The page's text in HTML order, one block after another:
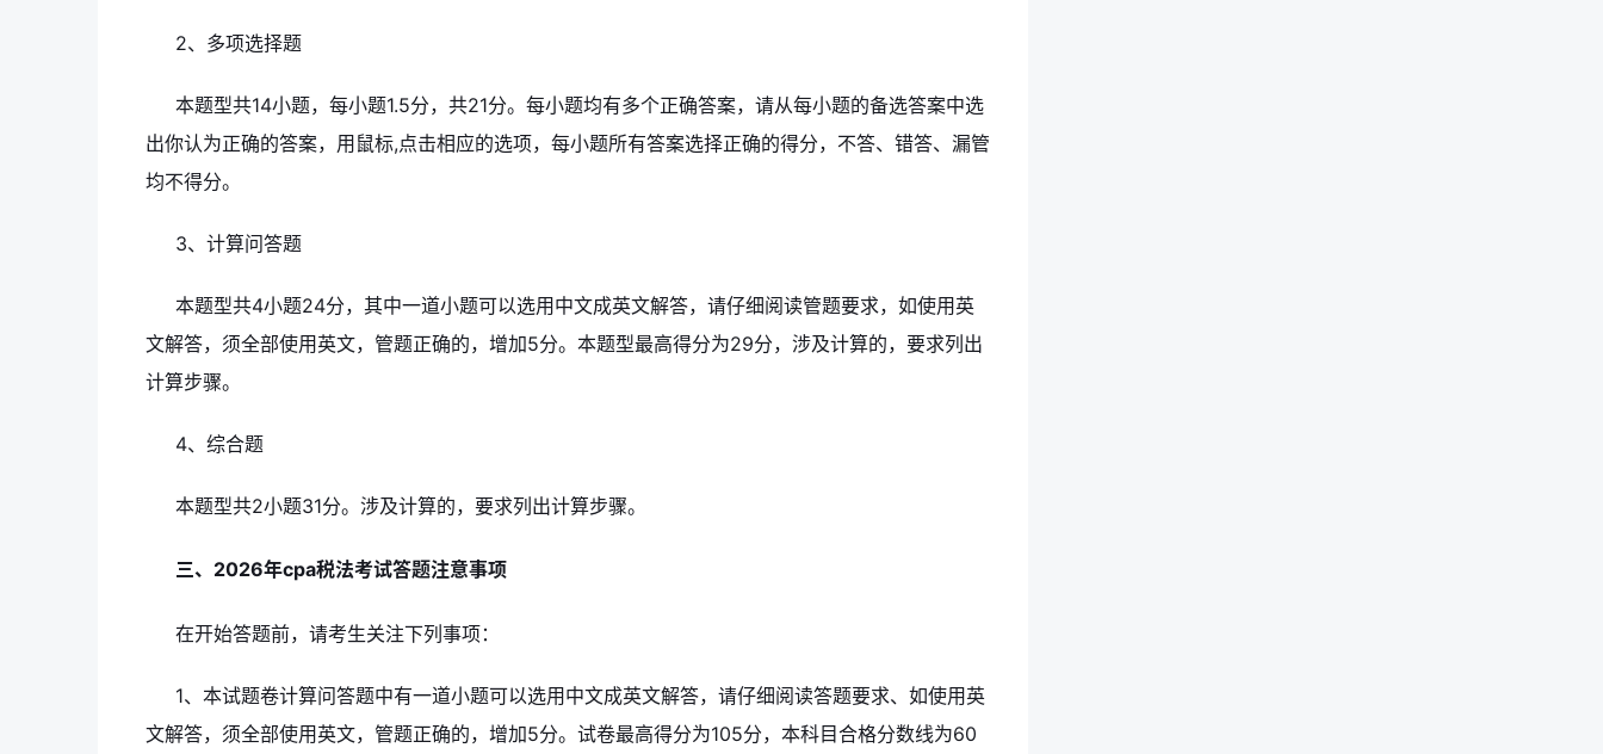
2、多项选择题
本题型共14小题，每小题1.5分，共21分。每小题均有多个正确答案，请从每小题的备选答案中选
出你认为正确的答案，用鼠标,点击相应的选项，每小题所有答案选择正确的得分，不答、错答、漏管
均不得分。
3、计算问答题
本题型共4小题24分，其中一道小题可以选用中文成英文解答，请仔细阅读管题要求，如使用英
文解答，须全部使用英文，管题正确的，增加5分。本题型最高得分为29分，涉及计算的，要求列出
计算步骤。
4、综合题
本题型共2小题31分。涉及计算的，要求列出计算步骤。
三、2026年cpa税法考试答题注意事项
在开始答题前，请考生关注下列事项：
1、本试题卷计算问答题中有一道小题可以选用中文成英文解答，请仔细阅读答题要求、如使用英
文解答，须全部使用英文，管题正确的，增加5分。试卷最高得分为105分，本科目合格分数线为60